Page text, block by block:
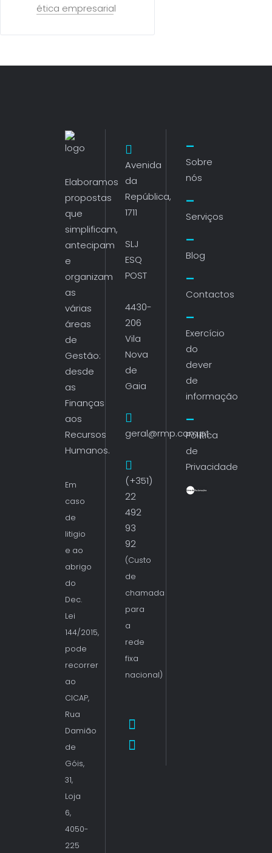
ética empresarial
Elaboramos
propostas
que
simplificam,
antecipam
e
organizam
as
várias
áreas
de
Gestão:
desde
as
Finanças
aos
Recursos
Humanos.
Em
caso
de
litigio
e ao
abrigo
do
Dec.
Lei
144/2015,
pode
recorrer
ao
CICAP,
Rua
Damião
de
Góis,
31,
Loja
6,
4050-
225
Avenida
da
República,
1711
SLJ
ESQ
POST
4430-
206
Vila
Nova
de
Gaia
geral@rmp.com.pt
(+351)
22
492
93
92
(Custo
de
chamada
para
a
rede
fixa
nacional)
Sobre
nós
Serviços
Blog
Contactos
Exercício
do
dever
de
informação
Política
de
Privacidade